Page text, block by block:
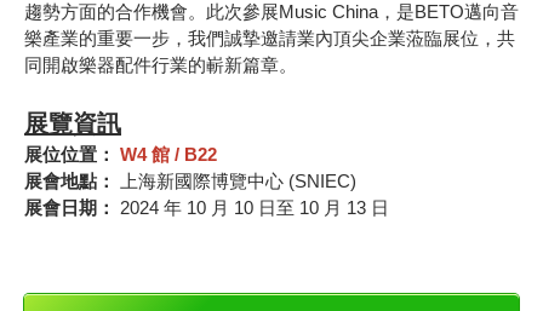
趨勢方面的合作機會。此次參展Music China，是BETO邁向音
樂產業的重要一步，我們誠摯邀請業內頂尖企業蒞臨展位，共
同開啟樂器配件行業的嶄新篇章。
展覽資訊
展位位置： W4館 / B22
展會地點：
上海新國際博覽中心 (SNIEC)
展會日期：
2024 年 10 月 10 日至 10 月 13 日